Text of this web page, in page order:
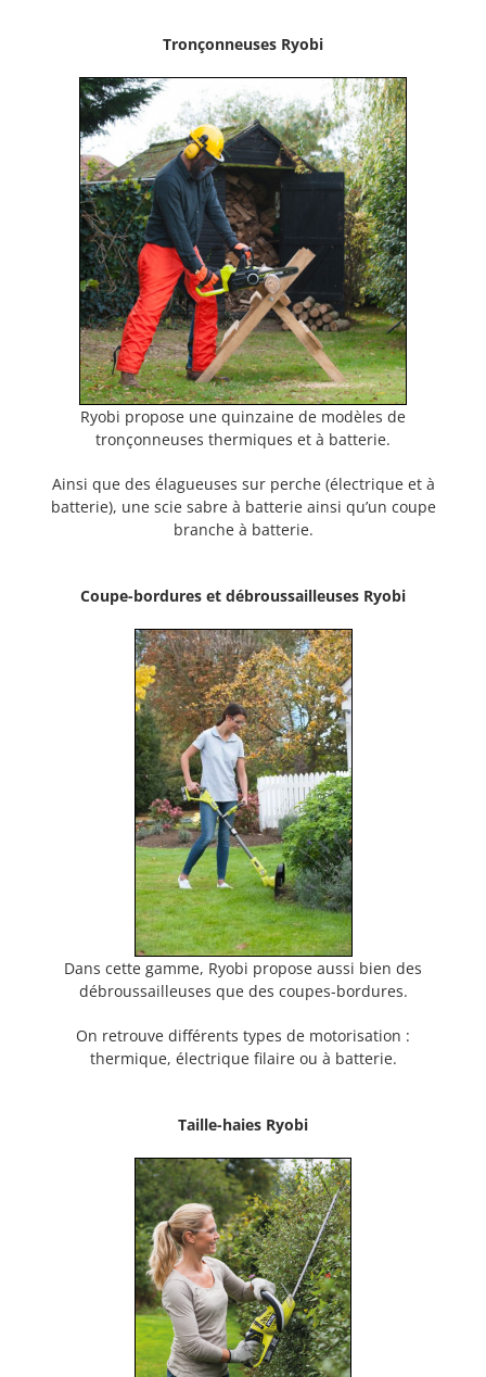
Tronçonneuses Ryobi
Ryobi propose une quinzaine de modèles de
tronçonneuses thermiques et à batterie.
Ainsi que des élagueuses sur perche (électrique et à
batterie), une scie sabre à batterie ainsi qu’un coupe
branche à batterie.
Coupe-bordures et débroussailleuses Ryobi
Dans cette gamme, Ryobi propose aussi bien des
débroussailleuses que des coupes-bordures.
On retrouve différents types de motorisation :
thermique, électrique filaire ou à batterie.
Taille-haies Ryobi